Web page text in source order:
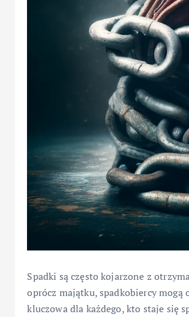
Spadki są często kojarzone z
oprócz majątku, spadkobiercy mogą
kluczowa dla każdego, kto staje się